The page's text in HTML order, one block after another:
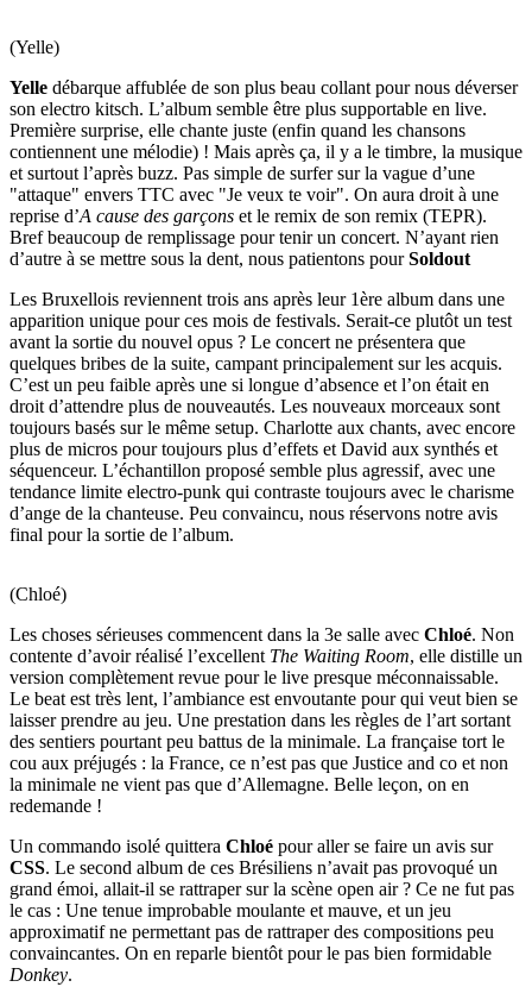
(Yelle)
Yelle débarque affublée de son plus beau collant pour nous déverser
son electro kitsch. L’album semble être plus supportable en live.
Première surprise, elle chante juste (enfin quand les chansons
contiennent une mélodie) ! Mais après ça, il y a le timbre, la musique
et surtout l’après buzz. Pas simple de surfer sur la vague d’une
"attaque" envers TTC avec "Je veux te voir". On aura droit à une
reprise d’A cause des garçons et le remix de son remix (TEPR).
Bref beaucoup de remplissage pour tenir un concert. N’ayant rien
d’autre à se mettre sous la dent, nous patientons pourSoldout
Les Bruxellois reviennent trois ans après leur 1ère album dans une
apparition unique pour ces mois de festivals. Serait-ce plutôt un test
avant la sortie du nouvel opus ? Le concert ne présentera que
quelques bribes de la suite, campant principalement sur les acquis.
C’est un peu faible après une si longue d’absence et l’on était en
droit d’attendre plus de nouveautés. Les nouveaux morceaux sont
toujours basés sur le même setup. Charlotte aux chants, avec encore
plus de micros pour toujours plus d’effets et David aux synthés et
séquenceur. L’échantillon proposé semble plus agressif, avec une
tendance limite electro-punk qui contraste toujours avec le charisme
d’ange de la chanteuse. Peu convaincu, nous réservons notre avis
final pour la sortie de l’album.
(Chloé)
Les choses sérieuses commencent dans la 3e salle avec Chloé. Non
contente d’avoir réalisé l’excellent The Waiting Room, elle distille un
version complètement revue pour le live presque méconnaissable.
Le beat est très lent, l’ambiance est envoutante pour qui veut bien se
laisser prendre au jeu. Une prestation dans les règles de l’art sortant
des sentiers pourtant peu battus de la minimale. La française tort le
cou aux préjugés : la France, ce n’est pas que Justice and co et non
la minimale ne vient pas que d’Allemagne. Belle leçon, on en
redemande !
Un commando isolé quittera Chloé pour aller se faire un avis sur
CSS. Le second album de ces Brésiliens n’avait pas provoqué un
grand émoi, allait-il se rattraper sur la scène open air ? Ce ne fut pas
le cas : Une tenue improbable moulante et mauve, et un jeu
approximatif ne permettant pas de rattraper des compositions peu
convaincantes. On en reparle bientôt pour le pas bien formidable
Donkey.